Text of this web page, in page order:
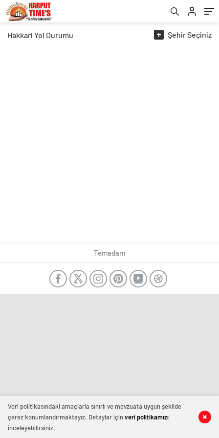
Hakkari Yol Durumu ŞehirSeçiniz
Temadam
Veri politikasındaki amaçlarla sınırlı ve mevzuata uygun şekilde
çerez konumlandırmaktayız. Detaylar içinveri politikamızı
inceleyebilirsiniz.